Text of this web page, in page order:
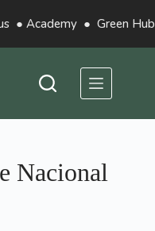
● Academy ● Green Hub
Nacional